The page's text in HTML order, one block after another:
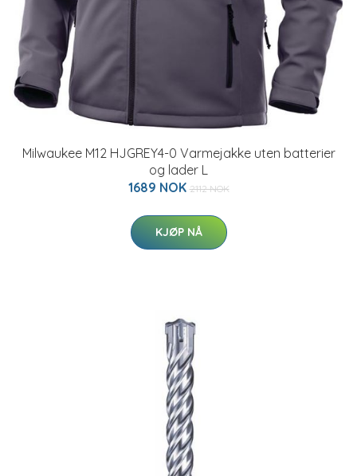
Milwaukee M12 HJGREY4-0 Varmejakke uten batterier
og lader L
1689 NOK 2112 NOK
KJØP NÅ